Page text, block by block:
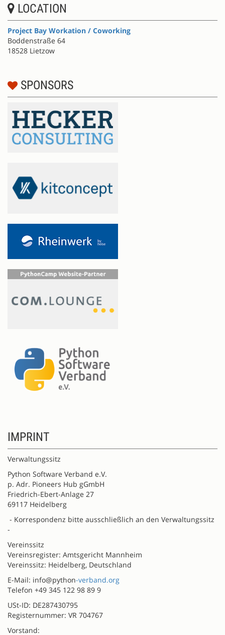
LOCATION
Project Bay Workation / Coworking
Boddenstraße 64
18528 Lietzow
SPONSORS
IMPRINT
Verwaltungssitz
Python Software Verband e.V.
p. Adr. Pioneers Hub gGmbH
Friedrich-Ebert-Anlage 27
69117 Heidelberg
- Korrespondenz bitte ausschließlich an den Verwaltungssitz
-
Vereinssitz
Vereinsregister: Amtsgericht Mannheim
Vereinssitz: Heidelberg, Deutschland
E-Mail: info@python-verband.org
Telefon +49 345 122 98 89 9
USt-ID: DE287430795
Registernummer: VR 704767
Vorstand: